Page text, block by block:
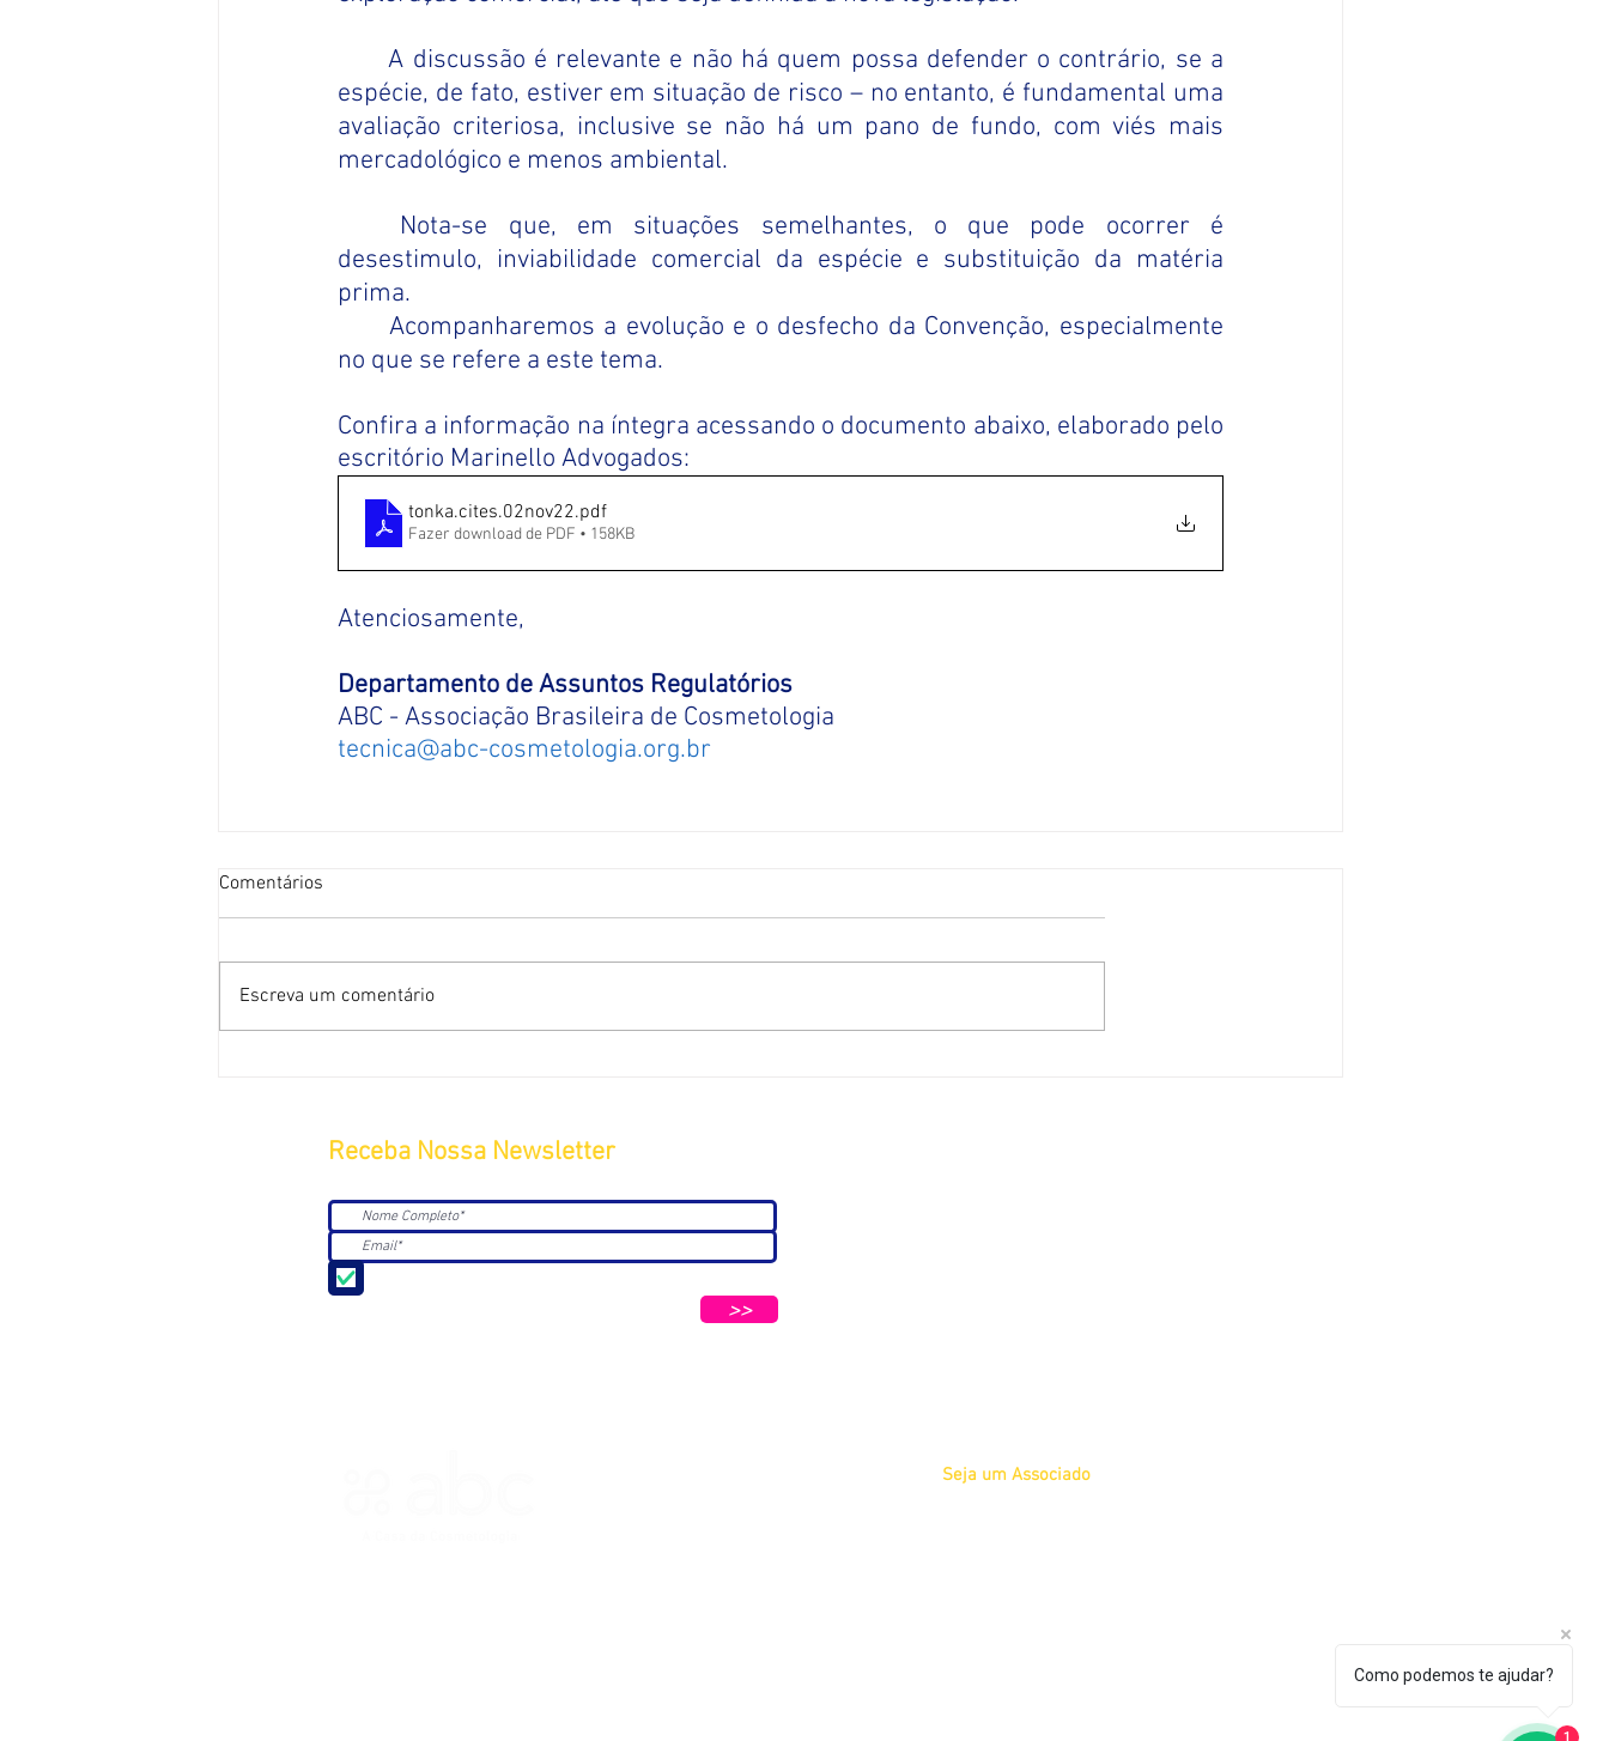
A discussão é relevante e não há quem possa defender o contrário, se a
espécie, de fato, estiver em situação de risco – no entanto, é fundamental uma
avaliação criteriosa, inclusive se não há um pano de fundo, com viés mais
mercadológico e menos ambiental.
Nota-se que, em situações semelhantes, o que pode ocorrer é
desestimulo, inviabilidade comercial da espécie e substituição da matéria
prima.
Acompanharemos a evolução e o desfecho da Convenção, especialmente
no que se refere a este tema.
Confira a informação na íntegra acessando o documento abaixo, elaborado pelo
escritório Marinello Advogados:
tonka.cites.02nov22.pdf
Fazer download de PDF • 158KB
Atenciosamente,
Departamento de Assuntos Regulatórios
ABC - Associação Brasileira de Cosmetologia
tecnica@abc-cosmetologia.org.br
Comentários
Escreva um comentário
Receba Nossa Newsletter
>>
Seja um Associado
Como podemos te ajudar?
1